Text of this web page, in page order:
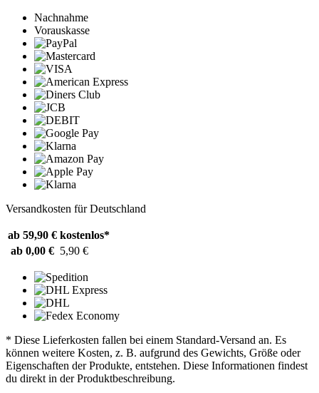
Nachnahme
Vorauskasse
Versandkosten für Deutschland
ab 59,90 € kostenlos*
ab 0,00 € 5,90 €
* Diese Lieferkosten fallen bei einem Standard-Versand an. Es
können weitere Kosten, z. B. aufgrund des Gewichts, Größe oder
Eigenschaften der Produkte, entstehen. Diese Informationen findest
du direkt in der Produktbeschreibung.